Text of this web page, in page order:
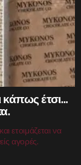
έτσι…
ετοιμάζεται να
αγορές.